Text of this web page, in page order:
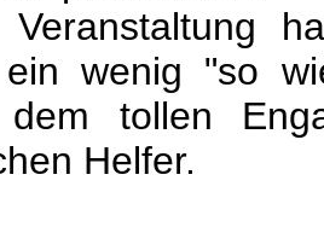
ein wenig "so
tollen
Helfer.